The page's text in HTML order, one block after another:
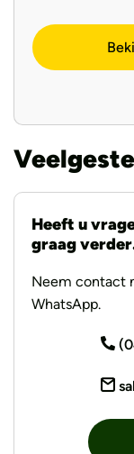
Heeft u
graag
Neem contact
WhatsApp.